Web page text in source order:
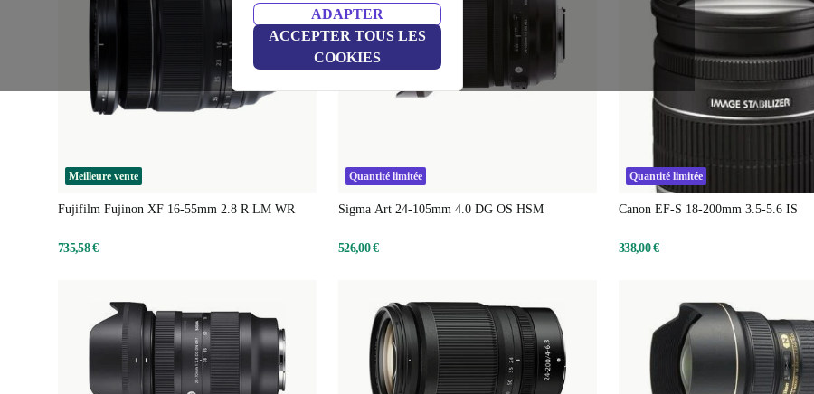
ADAPTER
ACCEPTER TOUS LES
COOKIES
Meilleure vente
Fujifilm Fujinon XF 16-55mm 2.8 R LM WR
735,58 €
Quantité limitée
Sigma Art 24-105mm 4.0 DG OS HSM
526,00 €
Quantité limitée
Canon EF-S 18-200mm 3.5-5.6 IS
338,00 €